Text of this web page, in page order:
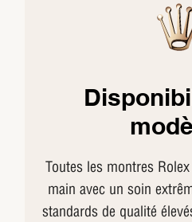
Toutes les montres
main avec un soin
standards de qualité